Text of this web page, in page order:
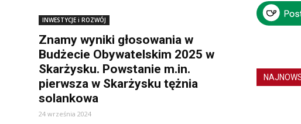
INWESTYCJE i ROZWÓJ
Znamy wyniki głosowania w
Budżecie Obywatelskim 2025 w
Skarżysku. Powstanie m.in.
pierwsza w Skarżysku tężnia
solankowa
24 września 2024